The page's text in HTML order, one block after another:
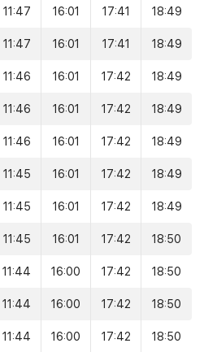
11:47 16:01 17:41 18:49
11:47 16:01 17:41 18:49
11:46 16:01 17:42 18:49
11:46 16:01 17:42 18:49
11:46 16:01 17:42 18:49
11:45 16:01 17:42 18:49
11:45 16:01 17:42 18:49
11:45 16:01 17:42 18:50
11:44 16:00 17:42 18:50
11:44 16:00 17:42 18:50
11:44 16:00 17:42 18:50